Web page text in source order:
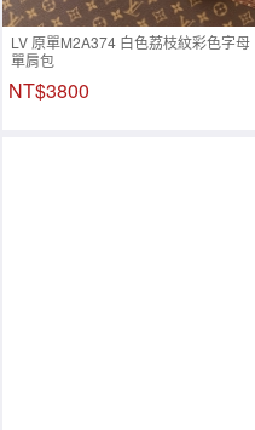
LV 原單M2A374 白色荔枝紋彩色字母
單肩包
NT$3800